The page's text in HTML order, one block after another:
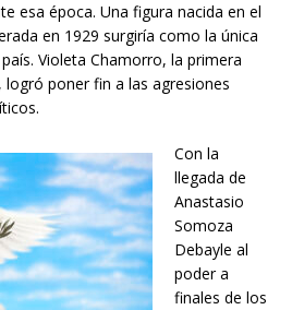
esa época. Una figura nacida en el
en 1929 surgiría como la única
Violeta Chamorro, la primera
logró poner fin a las agresiones
Con la
llegada de
Anastasio
Somoza
Debayle al
poder a
finales de los